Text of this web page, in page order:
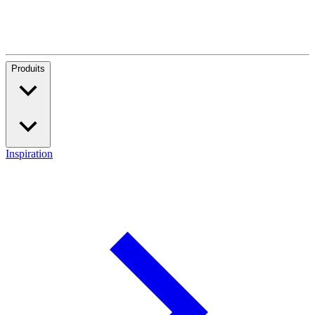
Produits
Inspiration